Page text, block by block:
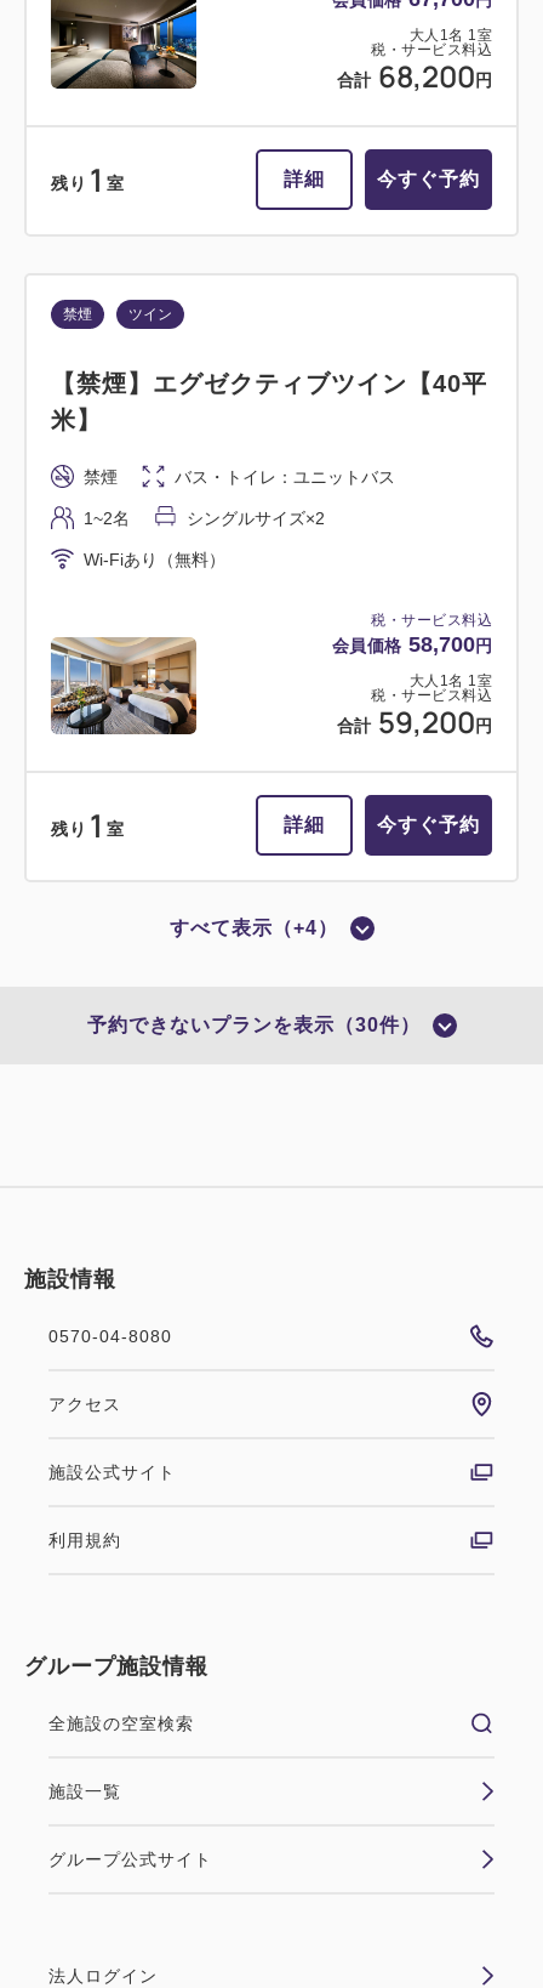
大人 1名 1室
税・サービス料込
合計 68,200 円
残り 1 室 詳細 今すぐ予約
税・サービス料込
会員価格 58,700円
大人 1名 1室
税・サービス料込
合計 59,200 円
禁煙 ツイン
【禁煙】エグゼクティブツイン【40平
米】
禁煙 バス・トイレ：ユニットバス
1~2名 シングルサイズ×2
Wi-Fiあり（無料）
残り 1 室 詳細 今すぐ予約
税・サービス料込
【禁煙】プレミアムスーペリアツイン
残り 2室
税・サービス料込
【禁煙】スタンダードツイン【32平
1~2名
すべて表示（+4）
ポイント利用可
【夏休み限定割】32㎡の広々客室に
ププラン（グランヴィア プレミア
朝食 現地払い・Web決済
価格でご用意いたしました。ゆとりある空間で、ご家
JR岡山駅中央改札口より徒歩約3分。観光地へのアク
予約できないプランを表示（30件）
施設情報
0570-04-8080
アクセス
施設公式サイト
利用規約
グループ施設情報
全施設の空室検索
施設一覧
グループ公式サイト
法人ログイン